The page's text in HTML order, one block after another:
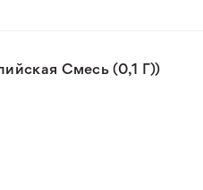
Смесь (0,1 Г))